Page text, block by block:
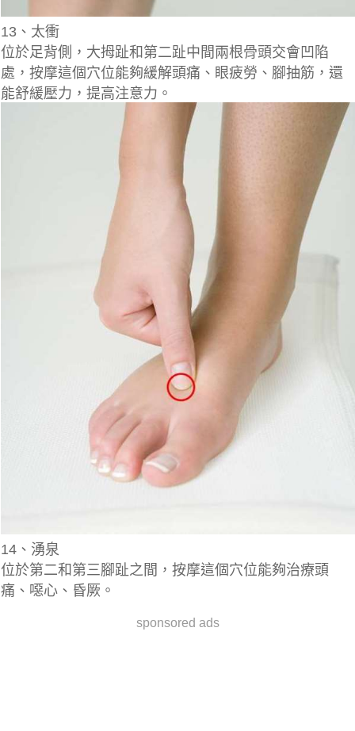
13、太衝
位於足背側，大拇趾和第二趾中間兩根骨頭交會凹陷
處，按摩這個穴位能夠緩解頭痛、眼疲勞、腳抽筋，還
能舒緩壓力，提高注意力。
14、湧泉
位於第二和第三腳趾之間，按摩這個穴位能夠治療頭
痛、噁心、昏厥。
sponsored ads